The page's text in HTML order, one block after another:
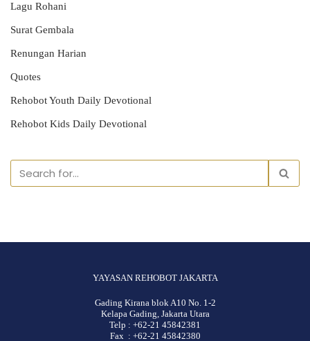
Lagu Rohani
Surat Gembala
Renungan Harian
Quotes
Rehobot Youth Daily Devotional
Rehobot Kids Daily Devotional
YAYASAN REHOBOT JAKARTA
Gading Kirana blok A10 No. 1-2
Kelapa Gading, Jakarta Utara
Telp : +62-21 45842381
Fax : +62-21 45842380